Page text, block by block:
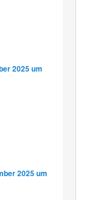
2025 um
2025 um